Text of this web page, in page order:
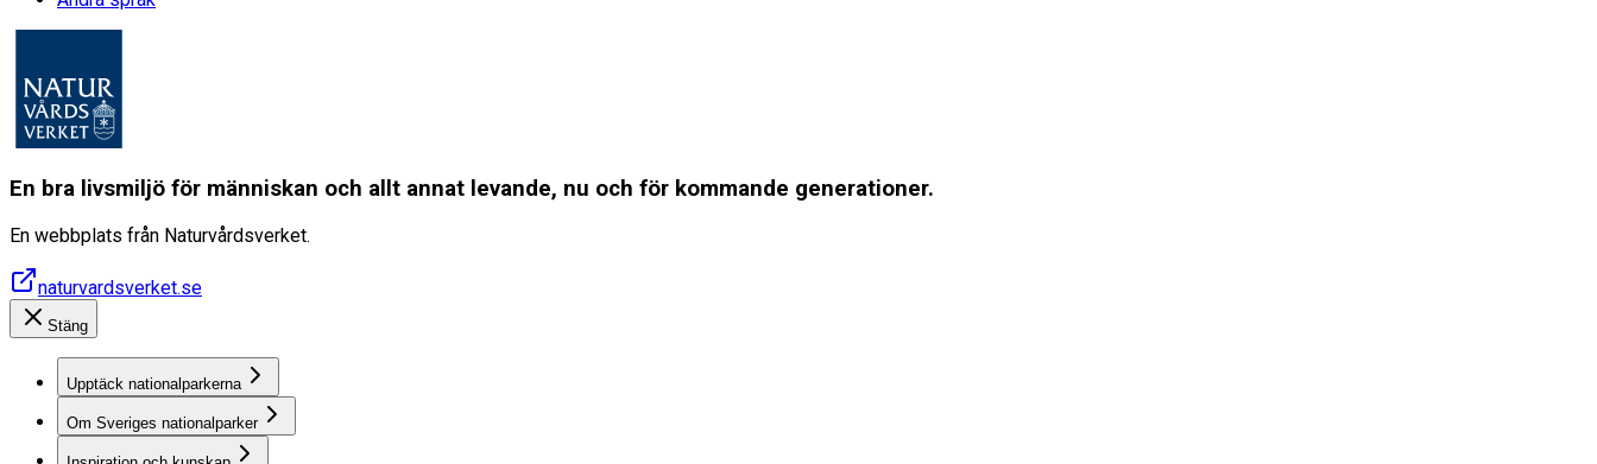
En bra livsmiljö för människan och allt annat levande, nu och för kommande generationer.
En webbplats från Naturvårdsverket.
naturvardsverket.se
Stäng
Upptäck nationalparkerna
Om Sveriges nationalparker